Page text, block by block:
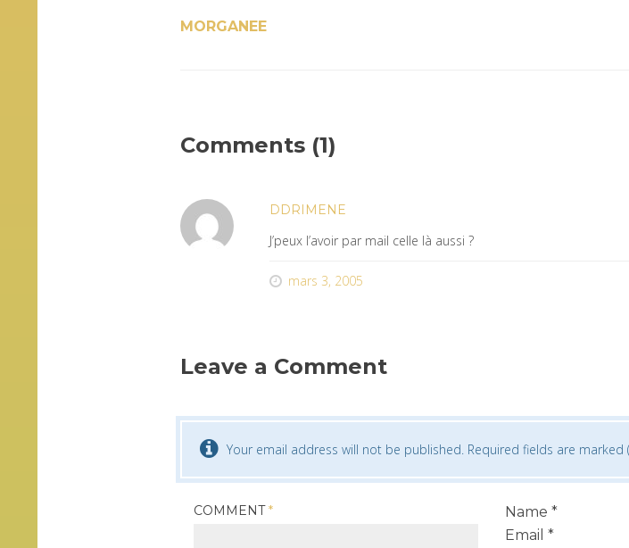
MORGANEE
Comments (1)
DDRIMENE
J’peux l’avoir par mail celle là aussi ?
mars 3, 2005
Leave a Comment
Your email address will not be published. Required fields are marked
COMMENT* Name *
Email *